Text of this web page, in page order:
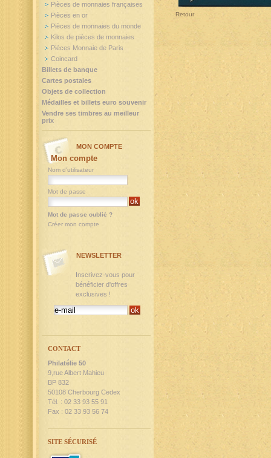
Retour
Pièces de monnaies françaises
Pièces en or
Pièces de monnaies du monde
Kilos de pièces de monnaies
Pièces Monnaie de Paris
Coincard
Billets de banque
Cartes postales
Objets de collection
Médailles et billets euro souvenir
Vendre ses timbres au meilleur
prix
MON COMPTE
Mon compte
Nom d'utilisateur
Mot de passe
Mot de passe oublié ?
Créer mon compte
NEWSLETTER
Inscrivez-vous pour
bénéficier d'offres
exclusives !
CONTACT
Philatélie 50
9,rue Albert Mahieu
BP 832
50108 Cherbourg Cedex
Tél. : 02 33 93 55 91
Fax : 02 33 93 56 74
SITE SÉCURISÉ